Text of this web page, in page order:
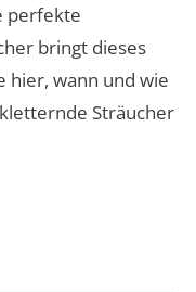
perfekte
bringt dieses
hier, wann und wie
Sträucher